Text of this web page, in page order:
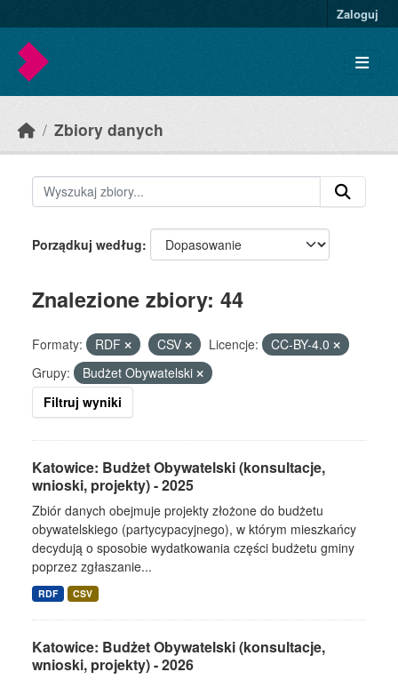
Zaloguj
Zbiory danych
Porządkuj według
Znalezione zbiory: 44
Formaty: RDF CSV Licencje:
CC-BY-4.0
Grupy:
Budżet Obywatelski
Filtruj wyniki
Katowice: Budżet Obywatelski (konsultacje,
wnioski, projekty) - 2025
Zbiór danych obejmuje projekty złożone do budżetu
obywatelskiego (partycypacyjnego), w którym mieszkańcy
decydują o sposobie wydatkowania części budżetu gminy
poprzez zgłaszanie...
RDF CSV
Katowice: Budżet Obywatelski (konsultacje,
wnioski, projekty) - 2026